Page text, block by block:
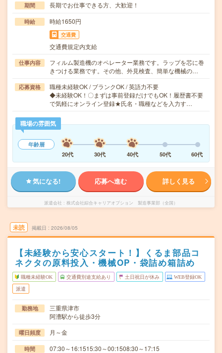
期間 長期でお仕事できる方、大歓迎！
時給 時給1650円
交通費
交通費規定内支給
仕事内容
フィルム製造機のオペレーター業務です。ラップを芯に巻
きつける業務です。その他、外見検査、簡単な機械の…
応募資格
職種未経験OK / ブランクOK / 英語力不要
◆未経験OK！〇まずは事前登録だけでもOK！履歴書不要
で気軽にオンライン登録★氏名・職種などを入力す…
職場の雰囲気
年齢層
20代
30代 40代 50代 60代
気になる! 応募へ進む 詳しく見る
派遣会社 株式会社綜合キャリアオプション 製造事業部（全国）
未読 掲載日 2026/08/05
【未経験から安心スタート！】くるま部品コ
ネクタの原料投入・機械OP・袋詰め箱詰め
職種未経験OK 交通費別途支給あり 土日祝日が休み WEB登録OK
派遣
勤務地
三重県津市
阿漕駅から徒歩3分
曜日頻度 月～金
時間 07:30～16:1515:30～00:1508:30～17:15